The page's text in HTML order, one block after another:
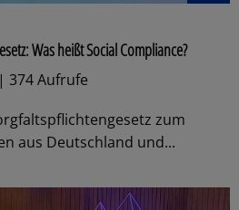
Was heißt Social Compliance?
374 Aufrufe
zum
aus Deutschland und...